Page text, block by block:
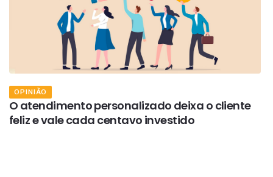
OPINIÃO
O atendimento personalizado deixa o cliente
feliz e vale cada centavo investido